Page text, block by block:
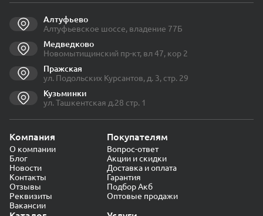
Алтуфьево
Алтуфьевское шоссе, владение 77Б
Медведково
Новомытищинский пр-кт, вл 47, кор 2
Пражская
ул. Подольских Курсантов, д. 3, стр. 29
Кузьминки
ул. Ташкентская д.28 стр. 1
Компания
О компании
Блог
Новости
Контакты
Отзывы
Реквизиты
Вакансии
Покупателям
Вопрос-ответ
Акции и скидки
Доставка и оплата
Гарантия
Подбор Акб
Оптовые продажи